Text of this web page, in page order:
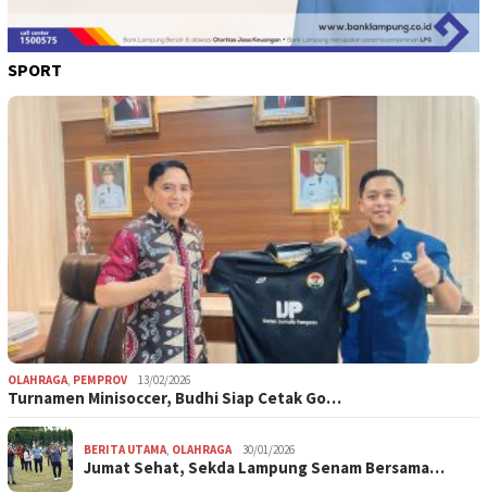
SPORT
OLAHRAGA PEMPROV 13/02/2026
Turnamen Minisoccer, Budhi Siap Cetak Go…
BERITA UTAMA OLAHRAGA 30/01/2026
Jumat Sehat, Sekda Lampung Senam Bersama…